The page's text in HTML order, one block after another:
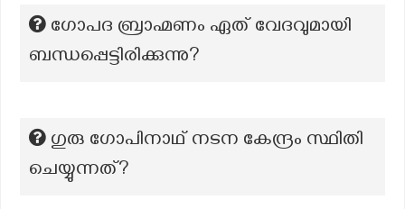
ഗോപദ ബ്രാഹ്മണം ഏത് വേദവുമായി
ബന്ധപ്പെട്ടിരിക്കുന്നു?
ഗുരു ഗോപിനാഥ് നടന കേന്ദ്രം സ്ഥിതി
ചെയ്യുന്നത്?